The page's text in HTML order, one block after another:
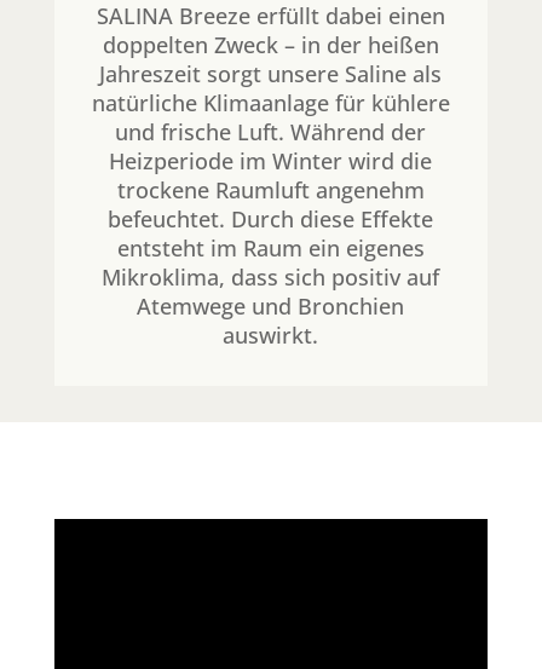
SALINA Breeze erfüllt dabei einen
doppelten Zweck – in der heißen
Jahreszeit sorgt unsere Saline als
natürliche Klimaanlage für kühlere
und frische Luft. Während der
Heizperiode im Winter wird die
trockene Raumluft angenehm
befeuchtet. Durch diese Effekte
entsteht im Raum ein eigenes
Mikroklima, dass sich positiv auf
Atemwege und Bronchien
auswirkt.